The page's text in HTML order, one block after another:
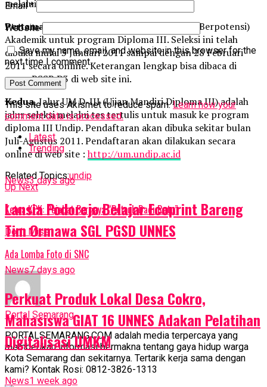
melalui jalur-jalur seleksi sebagai berikut:
Pertama, Jalur PSSB (Program Seleksi Siswa Berpotensi)
Akademik untuk program Diploma III. Seleksi ini telah
dibuka mulai 3 Januari 2011 sampai dengan 28 Februari
2011 secara online. Keterangan lengkap bisa dibaca di
menu PSSB D3 di web site ini.
Kedua, Jalur UM D-III (Ujian Mandiri Diploma III) adalah
jalur seleksi melalui tes tertulis untuk masuk ke program
diploma III Undip. Pendaftaran akan dibuka sekitar bulan
Juli-Agustus 2011. Pendaftaran akan dilakukan secara
online di web site :http://um.undip.ac.id
Related Topics:undip
Up Next
Ketua KPK: Pejabat Bergaya “Petruk Dadi Ratu”
Don't Miss
Ada Lomba Foto di SNC
Portal Semarang
PORTALSEMARANG.COM adalah media terpercaya yang
memberikan informasi bermakna tentang gaya hidup warga
Kota Semarang dan sekitarnya. Tertarik kerja sama dengan
kami? Kontak Rosi: 0812-3826-1313
Email*
Website
Save my name, email, and website in this browser for the
next time I comment.
This site uses Akismet to reduce spam.Learn how your
comment data is processed.
Latest
Trending
News3 days ago
Lansia Podorejo Belajar Ecoprint Bareng
Tim Ormawa SGL PGSD UNNES
News7 days ago
Perkuat Produk Lokal Desa Cokro,
Mahasiswa GIAT 16 UNNES Adakan Pelatihan
Digitalisasi UMKM
News1 week ago